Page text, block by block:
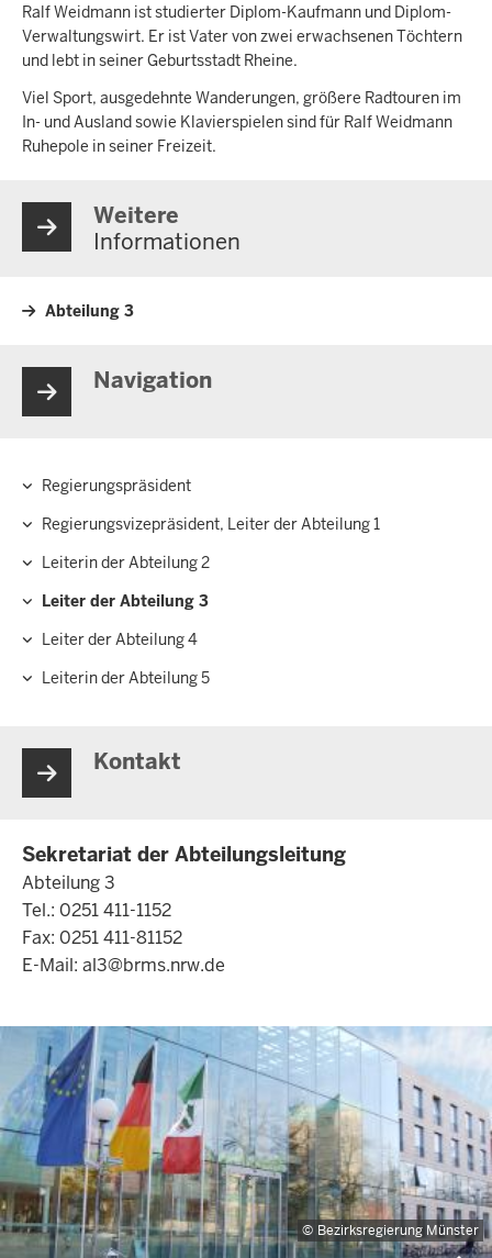
Ralf Weidmann ist studierter Diplom-Kaufmann und Diplom-
Verwaltungswirt. Er ist Vater von zwei erwachsenen Töchtern
und lebt in seiner Geburtsstadt Rheine.
Viel Sport, ausgedehnte Wanderungen, größere Radtouren im
In- und Ausland sowie Klavierspielen sind für Ralf Weidmann
Ruhepole in seiner Freizeit.
Weitere
Informationen
Abteilung 3
Navigation
Regierungspräsident
Regierungsvizepräsident, Leiter der Abteilung 1
Leiterin der Abteilung 2
Leiter der Abteilung 3
Leiter der Abteilung 4
Leiterin der Abteilung 5
Kontakt
Sekretariat der Abteilungsleitung
Abteilung 3
Tel.: 0251 411-1152
Fax: 0251 411-81152
E-Mail: al3@brms.nrw.de
Bezirksregierung Münster